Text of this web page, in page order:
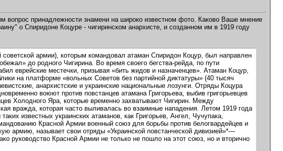
вопрос принадлежности знамени на широко известном фото. Каково Ваше мнение
о Спиридоне Коцуре - чигиринском анархисте, и созданном им в 1919 году
советской армии), которым командовал атаман Спиридон Коцур, был направлен
до родного Чигирина. Во время своего бегства-рейда, по пути
еврейские местечки, призывая «бить жидов и назначенцев». Атаман Коцур,
на платформе «вольных Советов без партийной диктатуры» (40 тысяч
анархистские и украинские национальные лозунги. Отряды Коцура
воюют против повстанцев атамана Григорьева, выбив григорьевцев
Холодного Яра, которые временно захватывают Чигирин. Между
вражда, которая часто выливалась во взаимные нападения. Летом 1919 года
известных украинских атаманов, как Григорьев, Ангел, Чучупака,
Красной Армии военный союз для борьбы против белогвардейцев и
армию, называет свои отряды «Украинской повстанческой дивизией»*—
руководство Красной Армии не только не пошло на этот союз, но и вторично